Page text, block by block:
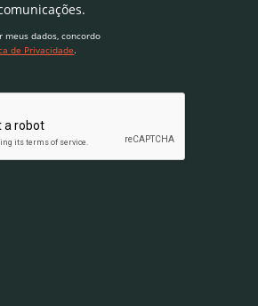
meus dados, concordo
de Privacidade.